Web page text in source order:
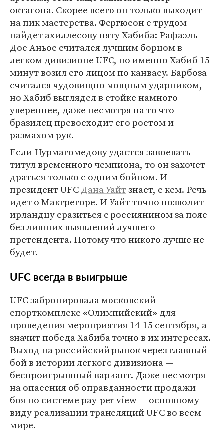
октагона. Скорее всего он только выходит
на пик мастерства. Фергюсон с трудом
найдет ахиллесову пяту Хабиба: Рафаэль
Дос Аньос считался лучшим борцом в
легком дивизионе UFC, но именно Хабиб 15
минут возил его лицом по канвасу. Барбоза
считался чудовищно мощным ударником,
но Хабиб выглядел в стойке намного
увереннее, даже несмотря на то что
бразилец превосходит его ростом и
размахом рук.
Если Нурмагомедову удастся завоевать
титул временного чемпиона, то он захочет
драться только с одним бойцом. И
президент UFCДана Уайтзнает, с кем. Речь
идет о Макгрегоре. И Уайт точно позволит
ирландцу сразиться с россиянином за пояс
без лишних выявлений лучшего
претендента. Потому что никого лучше не
будет.
UFC всегда в выигрыше
UFC забронировала московский
спорткомплекс «Олимпийский» для
проведения мероприятия 14-15 сентября, а
значит победа Хабиба точно в их интересах.
Выход на российский рынок через главный
бой в истории легкого дивизиона —
беспроигрышный вариант. Даже несмотря
на опасения об оправданности продажи
боя по системе pay-per-view — основному
виду реализации трансляций UFC во всем
мире.